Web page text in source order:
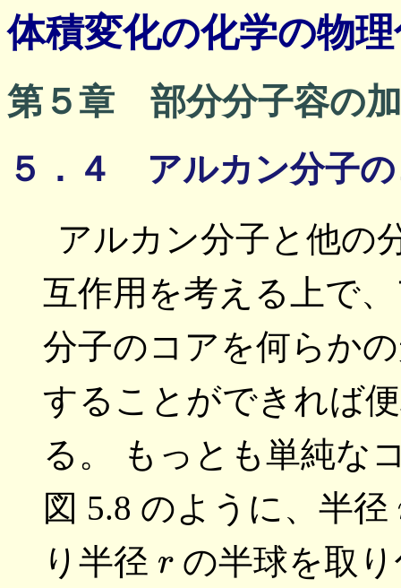
体積変化の化学の物
第５章 部分分子容の
５．４ アルカン分子
アルカン分子と他の
互作用を考える上で
分子のコアを何らか
することができれば
る。 もっとも単純な
図 5.8 のように、半径
り半径
の半球を取